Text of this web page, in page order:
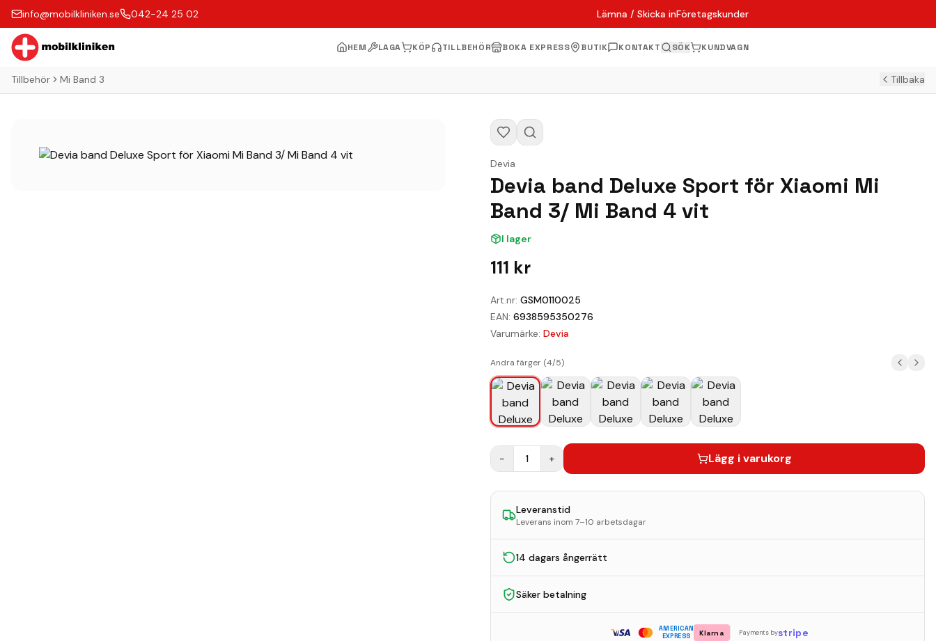
info@mobilkliniken.se 042-24 25 02 Lämna / Skicka inFöretagskunder
HEM LAGA KÖP TILLBEHÖR BOKA EXPRESS BUTIK KONTAKT SÖK KUNDVAGN
Tillbehör Mi Band 3 Tillbaka
Devia
Devia band Deluxe Sport för Xiaomi Mi
Band 3/ Mi Band 4 vit
I lager
111 kr
Art.nr: GSM0110025
EAN: 6938595350276
Varumärke: Devia
Andra färger (4/5)
− 1 + Lägg i varukorg
Leveranstid
Leverans inom 7–10 arbetsdagar
14 dagars ångerrätt
Säker betalning
AMERICAN
EXPRESS
Klarna Payments bystripe